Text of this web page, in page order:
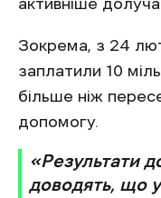
активніше
Зокрема, з 24
заплатили 10
більше ніж
допомогу.
«Результати
доводять, що